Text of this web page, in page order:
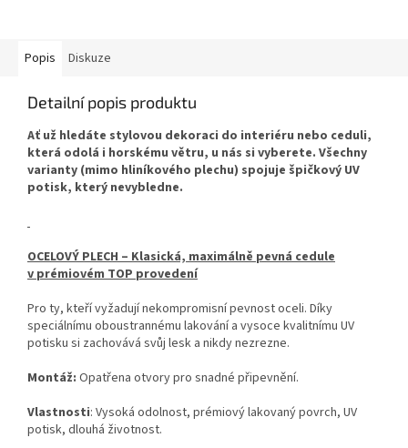
Popis Diskuze
Detailní popis produktu
Ať už hledáte stylovou dekoraci do interiéru nebo ceduli,
která odolá i horskému větru, u nás si vyberete. Všechny
varianty (mimo hliníkového plechu) spojuje špičkový UV
potisk, který nevybledne.
OCELOVÝ PLECH – Klasická, maximálně pevná cedule
v prémiovém TOP provedení
Pro ty, kteří vyžadují nekompromisní pevnost oceli. Díky
speciálnímu oboustrannému lakování a vysoce kvalitnímu UV
potisku si zachovává svůj lesk a nikdy nezrezne.
Montáž: Opatřena otvory pro snadné připevnění.
Vlastnosti: Vysoká odolnost, prémiový lakovaný povrch, UV
potisk, dlouhá životnost.